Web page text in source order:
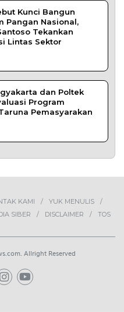
Kunci Bangun
Pangan Nasional,
Tekankan
Lintas Sektor
dan Poltek
Program
Pemasyarakan
KAMI
YUK MENULIS
SIBER DISCLAIMER TOS
Allright Reserved